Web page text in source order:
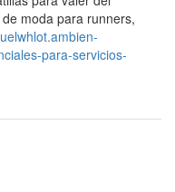
moda para runners,
para-servicios-